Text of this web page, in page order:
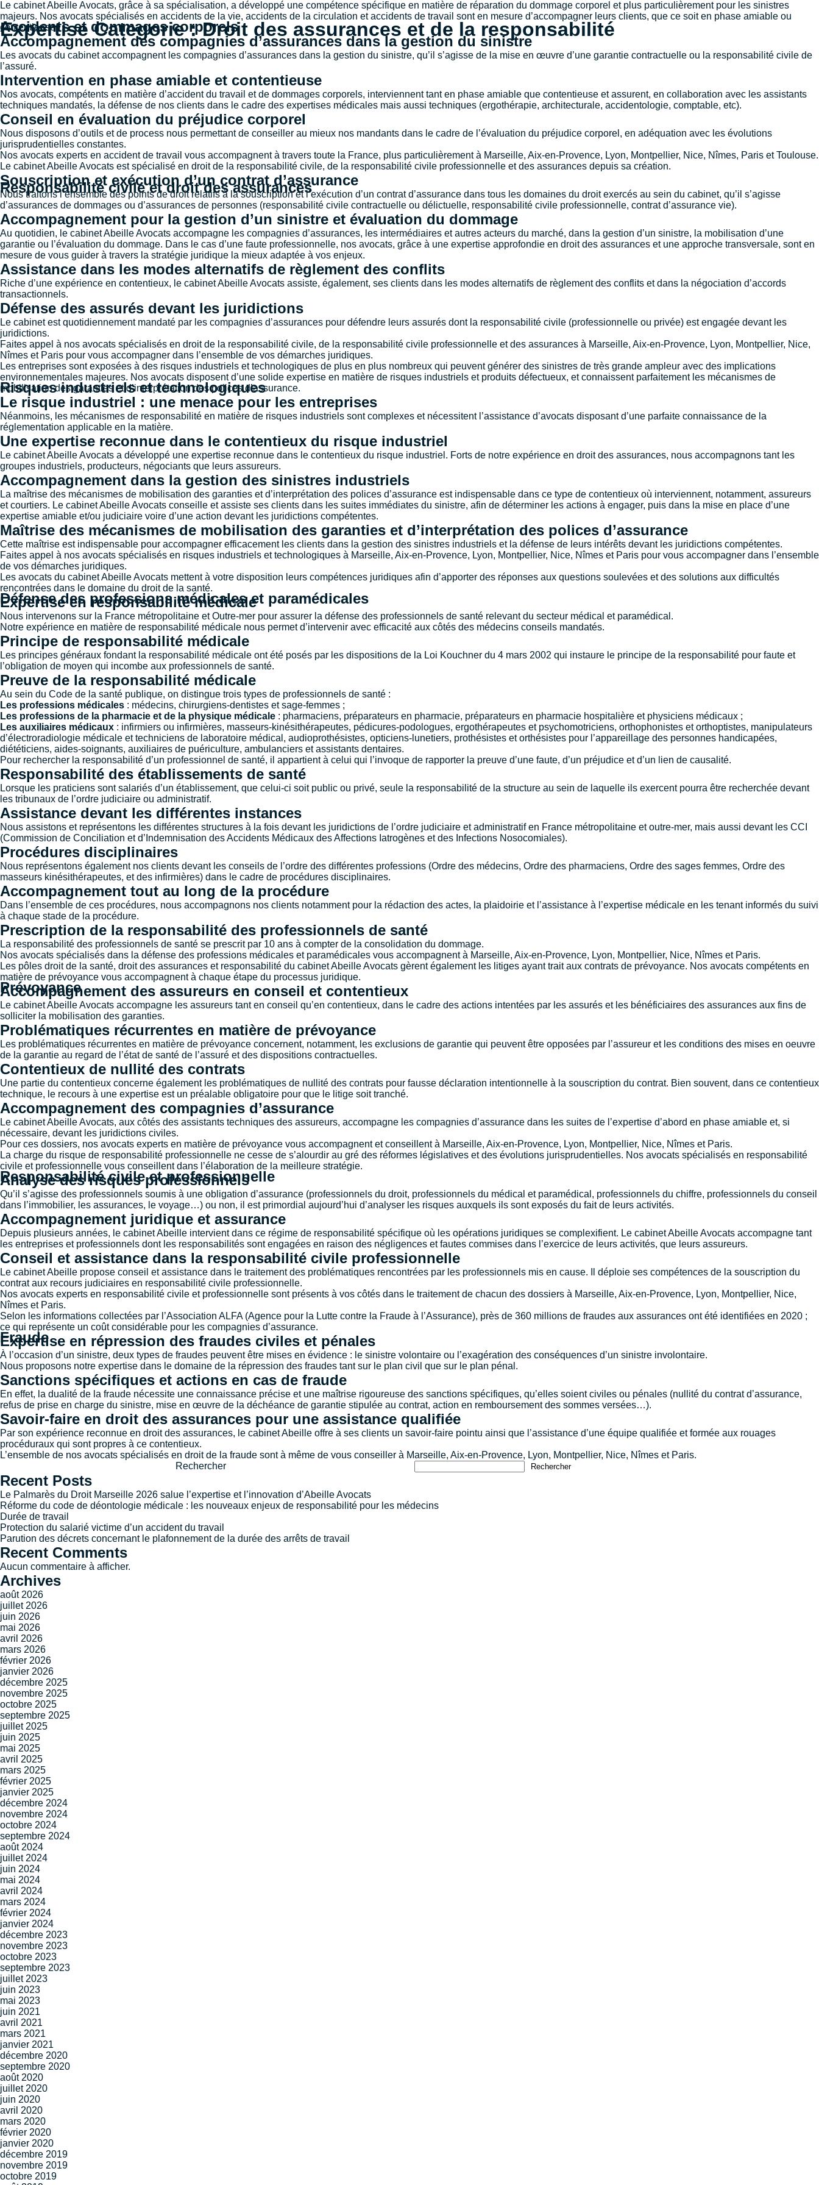
Expertise Categorie :Droit des assurances et de la responsabilité
Accidents et dommages corporels
Le cabinet Abeille Avocats, grâce à sa spécialisation, a développé une compétence spécifique en matière de réparation du dommage corporel et plus particulièrement pour les sinistres
majeurs. Nos avocats spécialisés en accidents de la vie, accidents de la circulation et accidents de travail sont en mesure d’accompagner leurs clients, que ce soit en phase amiable ou
contentieuse.
Accompagnement des compagnies d’assurances dans la gestion du sinistre
Les avocats du cabinet accompagnent les compagnies d’assurances dans la gestion du sinistre, qu’il s’agisse de la mise en œuvre d’une garantie contractuelle ou la responsabilité civile de
l’assuré.
Intervention en phase amiable et contentieuse
Nos avocats, compétents en matière d’accident du travail et de dommages corporels, interviennent tant en phase amiable que contentieuse et assurent, en collaboration avec les assistants
techniques mandatés, la défense de nos clients dans le cadre des expertises médicales mais aussi techniques (ergothérapie, architecturale, accidentologie, comptable, etc).
Conseil en évaluation du préjudice corporel
Nous disposons d’outils et de process nous permettant de conseiller au mieux nos mandants dans le cadre de l’évaluation du préjudice corporel, en adéquation avec les évolutions
jurisprudentielles constantes.
Nos avocats experts en accident de travail vous accompagnent à travers toute la France, plus particulièrement à Marseille, Aix-en-Provence, Lyon, Montpellier, Nice, Nîmes, Paris etToulouse.
Responsabilité civile et droit des assurances
Le cabinet Abeille Avocats est spécialisé en droit de la responsabilité civile, de la responsabilité civile professionnelle et des assurances depuis sa création.
Souscription et exécution d’un contrat d’assurance
Nous traitons l’ensemble des points de droit relatifs à la souscription et l’exécution d’un contrat d’assurance dans tous les domaines du droit exercés au sein du cabinet, qu’il s’agisse
d’assurances de dommages ou d’assurances de personnes (responsabilité civile contractuelle ou délictuelle, responsabilité civile professionnelle, contrat d’assurance vie).
Accompagnement pour la gestion d’un sinistre et évaluation du dommage
Au quotidien, le cabinet Abeille Avocats accompagne les compagnies d’assurances, les intermédiaires et autres acteurs du marché, dans la gestion d’un sinistre, la mobilisation d’une
garantie ou l’évaluation du dommage. Dans le cas d’une faute professionnelle, nos avocats, grâce à une expertise approfondie en droit des assurances et une approche transversale, sont en
mesure de vous guider à travers la stratégie juridique la mieux adaptée à vos enjeux.
Assistance dans les modes alternatifs de règlement des conflits
Riche d’une expérience en contentieux, le cabinet Abeille Avocats assiste, également, ses clients dans les modes alternatifs de règlement des conflits et dans la négociation d’accords
transactionnels.
Défense des assurés devant les juridictions
Le cabinet est quotidiennement mandaté par les compagnies d’assurances pour défendre leurs assurés dont la responsabilité civile (professionnelle ou privée) est engagée devant les
juridictions.
Faites appel à nos avocats spécialisés en droit de la responsabilité civile, de la responsabilité civile professionnelle et des assurances à Marseille, Aix-en-Provence, Lyon, Montpellier, Nice,
Nîmes et Paris pour vous accompagner dans l’ensemble de vos démarches juridiques.
Risques industriels et technologiques
Les entreprises sont exposées à des risques industriels et technologiques de plus en plus nombreux qui peuvent générer des sinistres de très grande ampleur avec des implications
environnementales majeures. Nos avocats disposent d’une solide expertise en matière de risques industriels et produits défectueux, et connaissent parfaitement les mécanismes de
mobilisation des garanties et d’interprétation des polices d’assurance.
Le risque industriel : une menace pour les entreprises
Néanmoins, les mécanismes de responsabilité en matière de risques industriels sont complexes et nécessitent l’assistance d’avocats disposant d’une parfaite connaissance de la
réglementation applicable en la matière.
Une expertise reconnue dans le contentieux du risque industriel
Le cabinet Abeille Avocats a développé une expertise reconnue dans le contentieux du risque industriel. Forts de notre expérience en droit des assurances, nous accompagnons tant les
groupes industriels, producteurs, négociants que leurs assureurs.
Accompagnement dans la gestion des sinistres industriels
La maîtrise des mécanismes de mobilisation des garanties et d’interprétation des polices d’assurance est indispensable dans ce type de contentieux où interviennent, notamment, assureurs
et courtiers. Le cabinet Abeille Avocats conseille et assiste ses clients dans les suites immédiates du sinistre, afin de déterminer les actions à engager, puis dans la mise en place d’une
expertise amiable et/ou judiciaire voire d’une action devant les juridictions compétentes.
Maîtrise des mécanismes de mobilisation des garanties et d’interprétation des polices d’assurance
Cette maîtrise est indispensable pour accompagner efficacement les clients dans la gestion des sinistres industriels et la défense de leurs intérêts devant les juridictions compétentes.
Faites appel à nos avocats spécialisés en risques industriels et technologiques à Marseille, Aix-en-Provence, Lyon, Montpellier, Nice, Nîmes et Paris pour vous accompagner dans l’ensemble
de vos démarches juridiques.
Défense des professions médicales et paramédicales
Les avocats du cabinet Abeille Avocats mettent à votre disposition leurs compétences juridiques afin d’apporter des réponses aux questions soulevées et des solutions aux difficultés
rencontrées dans le domaine du droit de la santé.
Expertise en responsabilité médicale
Nous intervenons sur la France métropolitaine et Outre-mer pour assurer la défense des professionnels de santé relevant du secteur médical et paramédical.
Notre expérience en matière de responsabilité médicale nous permet d’intervenir avec efficacité aux côtés des médecins conseils mandatés.
Principe de responsabilité médicale
Les principes généraux fondant la responsabilité médicale ont été posés par les dispositions de la Loi Kouchner du 4 mars 2002 qui instaure le principe de la responsabilité pour faute et
l’obligation de moyen qui incombe aux professionnels de santé.
Preuve de la responsabilité médicale
Au sein du Code de la santé publique, on distingue trois types de professionnels de santé :
Les professions médicales : médecins, chirurgiens-dentistes et sage-femmes ;
Les professions de la pharmacie et de la physique médicale : pharmaciens, préparateurs en pharmacie, préparateurs en pharmacie hospitalière et physiciens médicaux ;
Les auxiliaires médicaux : infirmiers ou infirmières, masseurs-kinésithérapeutes, pédicures-podologues, ergothérapeutes et psychomotriciens, orthophonistes et orthoptistes, manipulateurs
d’électroradiologie médicale et techniciens de laboratoire médical, audioprothésistes, opticiens-lunetiers, prothésistes et orthésistes pour l’appareillage des personnes handicapées,
diététiciens, aides-soignants, auxiliaires de puériculture, ambulanciers et assistants dentaires.
Pour rechercher la responsabilité d’un professionnel de santé, il appartient à celui qui l’invoque de rapporter la preuve d’une faute, d’un préjudice et d’un lien de causalité.
Responsabilité des établissements de santé
Lorsque les praticiens sont salariés d’un établissement, que celui-ci soit public ou privé, seule la responsabilité de la structure au sein de laquelle ils exercent pourra être recherchée devant
les tribunaux de l’ordre judiciaire ou administratif.
Assistance devant les différentes instances
Nous assistons et représentons les différentes structures à la fois devant les juridictions de l’ordre judiciaire et administratif en France métropolitaine et outre-mer, mais aussi devant les CCI
(Commission de Conciliation et d’Indemnisation des Accidents Médicaux des Affections Iatrogènes et des Infections Nosocomiales).
Procédures disciplinaires
Nous représentons également nos clients devant les conseils de l’ordre des différentes professions (Ordre des médecins, Ordre des pharmaciens, Ordre des sages femmes, Ordre des
masseurs kinésithérapeutes, et des infirmières) dans le cadre de procédures disciplinaires.
Accompagnement tout au long de la procédure
Dans l’ensemble de ces procédures, nous accompagnons nos clients notamment pour la rédaction des actes, la plaidoirie et l’assistance à l’expertise médicale en les tenant informés du suivi
à chaque stade de la procédure.
Prescription de la responsabilité des professionnels de santé
La responsabilité des professionnels de santé se prescrit par 10 ans à compter de la consolidation du dommage.
Nos avocats spécialisés dans la défense des professions médicales et paramédicales vous accompagnent à Marseille, Aix-en-Provence, Lyon, Montpellier, Nice, Nîmes et Paris.
Prévoyance
Les pôles droit de la santé, droit des assurances et responsabilité du cabinet Abeille Avocats gèrent également les litiges ayant trait aux contrats de prévoyance. Nos avocats compétents en
matière de prévoyance vous accompagnent à chaque étape du processus juridique.
Accompagnement des assureurs en conseil et contentieux
Le cabinet Abeille Avocats accompagne les assureurs tant en conseil qu’en contentieux, dans le cadre des actions intentées par les assurés et les bénéficiaires des assurances aux fins de
solliciter la mobilisation des garanties.
Problématiques récurrentes en matière de prévoyance
Les problématiques récurrentes en matière de prévoyance concernent, notamment, les exclusions de garantie qui peuvent être opposées par l’assureur et les conditions des mises en oeuvre
de la garantie au regard de l’état de santé de l’assuré et des dispositions contractuelles.
Contentieux de nullité des contrats
Une partie du contentieux concerne également les problématiques de nullité des contrats pour fausse déclaration intentionnelle à la souscription du contrat. Bien souvent, dans ce contentieux
technique, le recours à une expertise est un préalable obligatoire pour que le litige soit tranché.
Accompagnement des compagnies d’assurance
Le cabinet Abeille Avocats, aux côtés des assistants techniques des assureurs, accompagne les compagnies d’assurance dans les suites de l’expertise d’abord en phase amiable et, si
nécessaire, devant les juridictions civiles.
Pour ces dossiers, nos avocats experts en matière de prévoyance vous accompagnent et conseillent à Marseille, Aix-en-Provence, Lyon, Montpellier, Nice, Nîmes et Paris.
Responsabilité civile et professionnelle
La charge du risque de responsabilité professionnelle ne cesse de s’alourdir au gré des réformes législatives et des évolutions jurisprudentielles. Nos avocats spécialisés en responsabilité
civile et professionnelle vous conseillent dans l’élaboration de la meilleure stratégie.
Analyse des risques professionnels
Qu’il s’agisse des professionnels soumis à une obligation d’assurance (professionnels du droit, professionnels du médical et paramédical, professionnels du chiffre, professionnels du conseil
dans l’immobilier, les assurances, le voyage…) ou non, il est primordial aujourd’hui d’analyser les risques auxquels ils sont exposés du fait de leurs activités.
Accompagnement juridique et assurance
Depuis plusieurs années, le cabinet Abeille intervient dans ce régime de responsabilité spécifique où les opérations juridiques se complexifient. Le cabinet Abeille Avocats accompagne tant
les entreprises et professionnels dont les responsabilités sont engagées en raison des négligences et fautes commises dans l’exercice de leurs activités, que leurs assureurs.
Conseil et assistance dans la responsabilité civile professionnelle
Le cabinet Abeille propose conseil et assistance dans le traitement des problématiques rencontrées par les professionnels mis en cause. Il déploie ses compétences de la souscription du
contrat aux recours judiciaires en responsabilité civile professionnelle.
Nos avocats experts en responsabilité civile et professionnelle sont présents à vos côtés dans le traitement de chacun des dossiers à Marseille, Aix-en-Provence, Lyon, Montpellier, Nice,
Nîmes et Paris.
Fraude
Selon les informations collectées par l’Association ALFA (Agence pour la Lutte contre la Fraude à l’Assurance), près de 360 millions de fraudes aux assurances ont été identifiées en 2020 ;
ce qui représente un coût considérable pour les compagnies d’assurance.
Expertise en répression des fraudes civiles et pénales
À l’occasion d’un sinistre, deux types de fraudes peuvent être mises en évidence : le sinistre volontaire ou l’exagération des conséquences d’un sinistre involontaire.
Nous proposons notre expertise dans le domaine de la répression des fraudes tant sur le plan civil que sur le plan pénal.
Sanctions spécifiques et actions en cas de fraude
En effet, la dualité de la fraude nécessite une connaissance précise et une maîtrise rigoureuse des sanctions spécifiques, qu’elles soient civiles ou pénales (nullité du contrat d’assurance,
refus de prise en charge du sinistre, mise en œuvre de la déchéance de garantie stipulée au contrat, action en remboursement des sommes versées…).
Savoir-faire en droit des assurances pour une assistance qualifiée
Par son expérience reconnue en droit des assurances, le cabinet Abeille offre à ses clients un savoir-faire pointu ainsi que l’assistance d’une équipe qualifiée et formée aux rouages
procéduraux qui sont propres à ce contentieux.
L’ensemble de nos avocats spécialisés en droit de la fraude sont à même de vous conseiller à Marseille, Aix-en-Provence, Lyon, Montpellier, Nice, Nîmes et Paris.
Rechercher
Rechercher
Recent Posts
Le Palmarès du Droit Marseille 2026 salue l’expertise et l’innovation d’Abeille Avocats
Réforme du code de déontologie médicale : les nouveaux enjeux de responsabilité pour les médecins
Durée de travail
Protection du salarié victime d’un accident du travail
Parution des décrets concernant le plafonnement de la durée des arrêts de travail
Recent Comments
Aucun commentaire à afficher.
Archives
août 2026
juillet 2026
juin 2026
mai 2026
avril 2026
mars 2026
février 2026
janvier 2026
décembre 2025
novembre 2025
octobre 2025
septembre 2025
juillet 2025
juin 2025
mai 2025
avril 2025
mars 2025
février 2025
janvier 2025
décembre 2024
novembre 2024
octobre 2024
septembre 2024
août 2024
juillet 2024
juin 2024
mai 2024
avril 2024
mars 2024
février 2024
janvier 2024
décembre 2023
novembre 2023
octobre 2023
septembre 2023
juillet 2023
juin 2023
mai 2023
juin 2021
avril 2021
mars 2021
janvier 2021
décembre 2020
septembre 2020
août 2020
juillet 2020
juin 2020
avril 2020
mars 2020
février 2020
janvier 2020
décembre 2019
novembre 2019
octobre 2019